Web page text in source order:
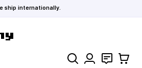
ship internationally.
検索 お問い合わ
カート